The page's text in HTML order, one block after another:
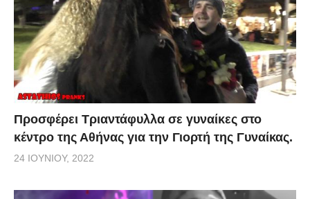
Προσφέρει Τριαντάφυλλα σε γυναίκες στο
κέντρο της Αθήνας για την Γιορτή της Γυναίκας.
24 ΙΟΥΝΊΟΥ, 2022